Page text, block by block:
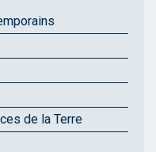
de la Terre